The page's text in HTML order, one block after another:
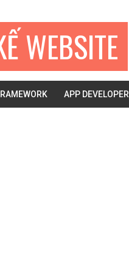
WEBSITE
APP DEVELOPER